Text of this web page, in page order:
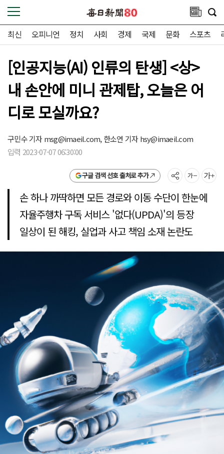
최신 오피니언 정치 사회 경제 국제 문화 스포츠
[인공지능(AI) 인류의 탄생] <상>
내 손안에 미니 관제탑, 오늘은 어
디로 모실까요?
구민수 기자msg@imaeil.com,한소연 기자hsy@imaeil.com
입력 2023-07-07 06:30:00
구글 검색 선호 출처로 추가
손 하나 까딱하면 모든 경로와 이동 수단이 한눈에
자율주행차 구독 서비스 '없다(UPDA)'의 등장
일상이 된 해킹, 실업과 사고 책임 소재 논란도